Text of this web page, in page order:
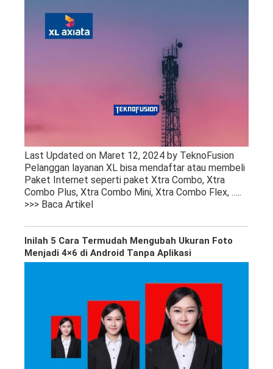
Last Updated on Maret 12, 2024 by TeknoFusion
Pelanggan layanan XL bisa mendaftar atau membeli
Paket Internet seperti paket Xtra Combo, Xtra
Combo Plus, Xtra Combo Mini, Xtra Combo Flex, …..
>>> Baca Artikel
Inilah 5 Cara Termudah Mengubah Ukuran Foto
Menjadi 4×6 di Android Tanpa Aplikasi